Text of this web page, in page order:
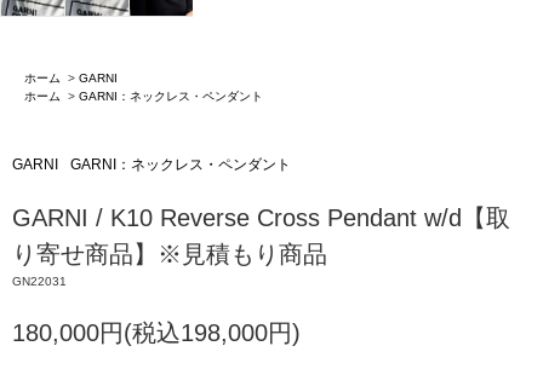
ホーム > GARNI
ホーム
> GARNI：ネックレス・ペンダント
GARNI GARNI：ネックレス・ペンダント
GARNI / K10 Reverse Cross Pendant w/d【取
り寄せ商品】※見積もり商品
GN22031
180,000円(税込198,000円)